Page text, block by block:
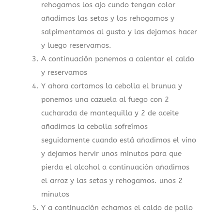
rehogamos los ajo cundo tengan color
añadimos las setas y los rehogamos y
salpimentamos al gusto y las dejamos hacer
y luego reservamos.
A continuación ponemos a calentar el caldo
y reservamos
Y ahora cortamos la cebolla el brunua y
ponemos una cazuela al fuego con 2
cucharada de mantequilla y 2 de aceite
añadimos la cebolla sofreímos
seguidamente cuando está añadimos el vino
y dejamos hervir unos minutos para que
pierda el alcohol a continuación añadimos
el arroz y las setas y rehogamos. unos 2
minutos
Y a continuación echamos el caldo de pollo